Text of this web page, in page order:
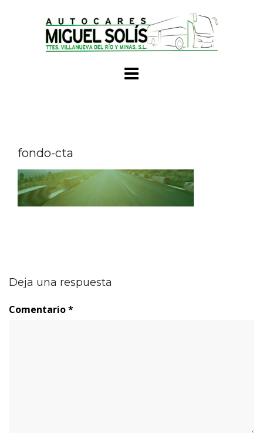
fondo-cta
Deja una respuesta
Comentario*